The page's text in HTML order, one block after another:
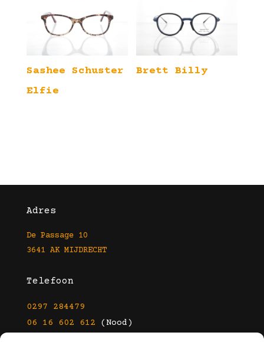
Sashee Schuster
Elfie
Brett Billy
Adres
De Passage 10
3641 AK MIJDRECHT
Telefoon
0297 284479
06 16 602 612 (Nood)